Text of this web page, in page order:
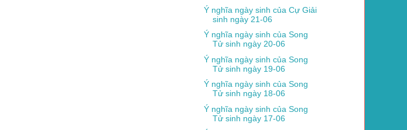
Ý nghĩa ngày sinh của Cự Giải
sinh ngày 21-06
Ý nghĩa ngày sinh của Song
Tử sinh ngày 20-06
Ý nghĩa ngày sinh của Song
Tử sinh ngày 19-06
Ý nghĩa ngày sinh của Song
Tử sinh ngày 18-06
Ý nghĩa ngày sinh của Song
Tử sinh ngày 17-06